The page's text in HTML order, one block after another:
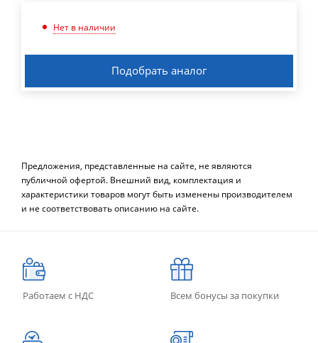
Нет в наличии
Подобрать аналог
Предложения, представленные на сайте, не являются
публичной офертой. Внешний вид, комплектация и
характеристики товаров могут быть изменены производителем
и не соответствовать описанию на сайте.
Работаем с НДС Всем бонусы за покупки